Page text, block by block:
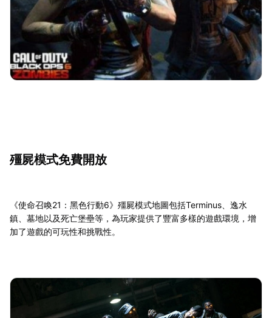
殭屍模式免費開放
《使命召喚21：黑色行動6》殭屍模式地圖包括Terminus、逸水
鎮、墓地以及死亡堡壘等，為玩家提供了豐富多樣的遊戲環境，增
加了遊戲的可玩性和挑戰性。